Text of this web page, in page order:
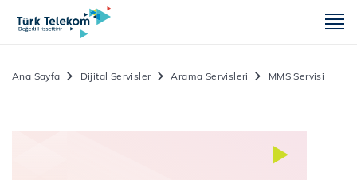
Ana Sayfa Dijital Servisler Arama Servisleri MMS Servisi